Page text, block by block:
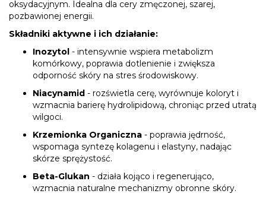
oksydacyjnym. Idealna dla cery zmęczonej, szarej,
pozbawionej energii.
Składniki aktywne i ich działanie:
Inozytol - intensywnie wspiera metabolizm
komórkowy, poprawia dotlenienie i zwiększa
odporność skóry na stres środowiskowy.
Niacynamid - rozświetla cerę, wyrównuje koloryt i
wzmacnia barierę hydrolipidową, chroniąc przed utratą
wilgoci.
Krzemionka Organiczna - poprawia jędrność,
wspomaga syntezę kolagenu i elastyny, nadając
skórze sprężystość.
Beta-Glukan - działa kojąco i regenerująco,
wzmacnia naturalne mechanizmy obronne skóry.